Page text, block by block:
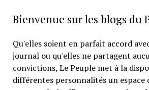
Bienvenue sur les blogs du
Qu'elles soient en parfait accord
journal ou qu'elles ne partagent
convictions, Le Peuple met à la
différentes personnalités un espace